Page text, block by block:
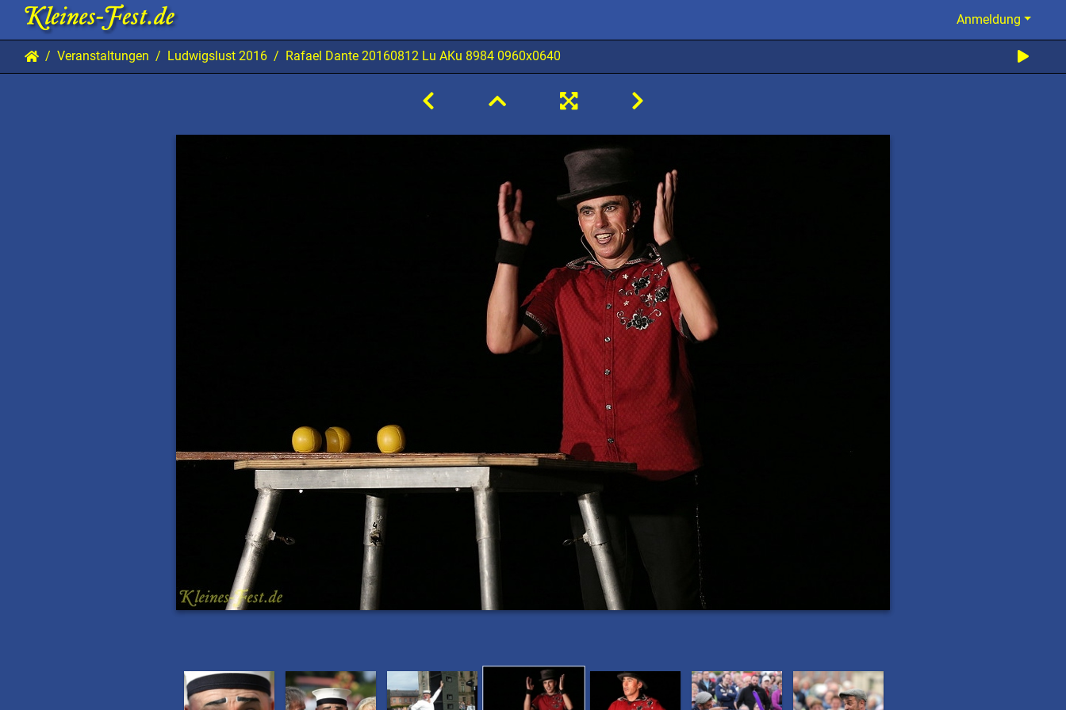
Anmeldung
Veranstaltungen Ludwigslust 2016 Rafael Dante 20160812 Lu AKu 8984 0960x0640